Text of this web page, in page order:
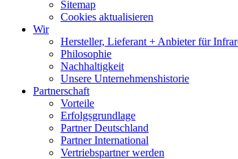
Sitemap
Cookies aktualisieren
Wir
Hersteller, Lieferant + Anbieter für
Philosophie
Nachhaltigkeit
Unsere Unternehmenshistorie
Partnerschaft
Vorteile
Erfolgsgrundlage
Partner Deutschland
Partner International
Vertriebspartner werden